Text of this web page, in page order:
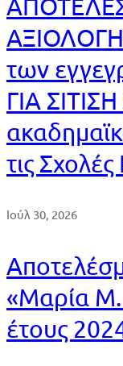
των
ΓΙΑ
τις
Ιούλ 30, 2026
«Μαρία
έτους